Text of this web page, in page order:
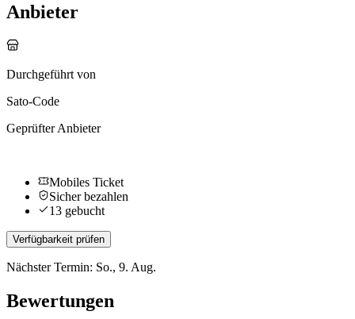
Anbieter
Durchgeführt von
Sato-Code
Geprüfter Anbieter
Mobiles Ticket
Sicher bezahlen
13 gebucht
Verfügbarkeit prüfen
Nächster Termin: So., 9. Aug.
Bewertungen